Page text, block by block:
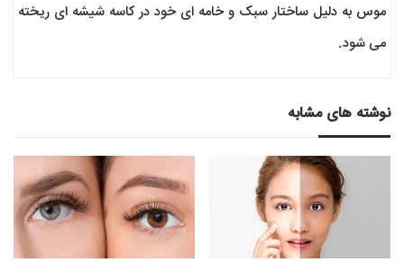
موس به دلیل ساختار سبک و خامه ای خود در کاسه شیشه ای ریخته
می شود.
نوشته های مشابه